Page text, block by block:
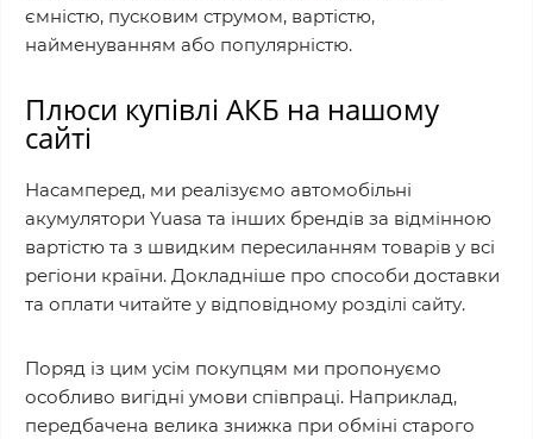
ємністю, пусковим струмом, вартістю,
найменуванням або популярністю.
Плюси купівлі АКБ на нашому
сайті
Насамперед, ми реалізуємо автомобільні
акумулятори Yuasa та інших брендів за відмінною
вартістю та з швидким пересиланням товарів у всі
регіони країни. Докладніше про способи доставки
та оплати читайте у відповідному розділі сайту.
Поряд із цим усім покупцям ми пропонуємо
особливо вигідні умови співпраці. Наприклад,
передбачена велика знижка при обміні старого